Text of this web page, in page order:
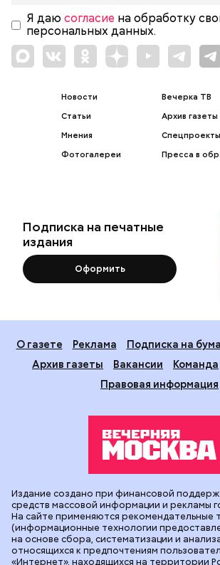
Я даю согласие на обработку
персональных данных.
Новости
Статьи
Мнения
Фотогалереи
Вечерка ТВ
Архив газеты
Спецпроекты
Пресса в
Подписка на печатные
издания
Оформить
О газете Реклама
Подписка на
Архив газеты
Вакансии Команда
Правовая информация
Издание создано при финансовой
средств массовой информации и рекламы
На сайте применяются рекомендательные
(информационные технологии
на основе сбора, систематизации и
относящихся к предпочтениям
«Интернет», находящихся на территории